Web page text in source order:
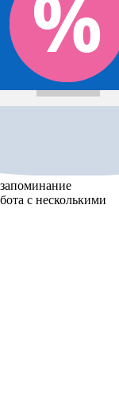
с несколькими